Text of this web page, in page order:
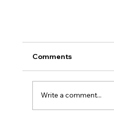
Comments
Write a comment...